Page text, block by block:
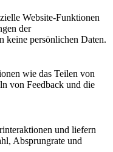
Website-Funktionen
der
keine persönlichen Daten.
wie das Teilen von
von Feedback und die
und liefern
Absprungrate und